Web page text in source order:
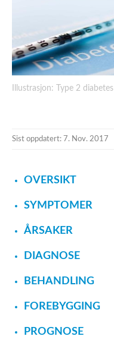
Illustrasjon: Type 2 diabetes
Sist oppdatert: 7. Nov. 2017
OVERSIKT
SYMPTOMER
ÅRSAKER
DIAGNOSE
BEHANDLING
FOREBYGGING
PROGNOSE